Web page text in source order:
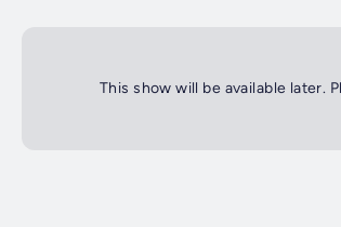
This show will be available later.